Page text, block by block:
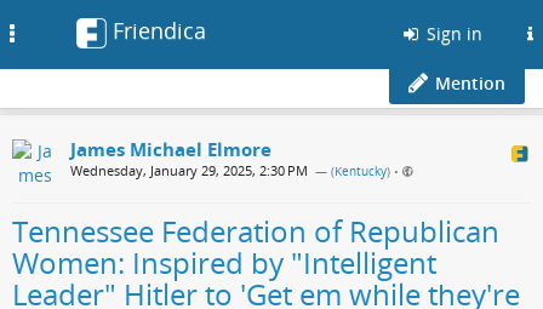
Friendica Sign in
Mention
James Michael Elmore
Wednesday, January 29, 2025, 2:30 PM — (Kentucky) •
Tennessee Federation of Republican
Women: Inspired by "Intelligent
Leader" Hitler to 'Get em while they're